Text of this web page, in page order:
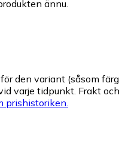
ännu.
den variant (såsom färg
varje tidpunkt. Frakt och
prishistoriken.